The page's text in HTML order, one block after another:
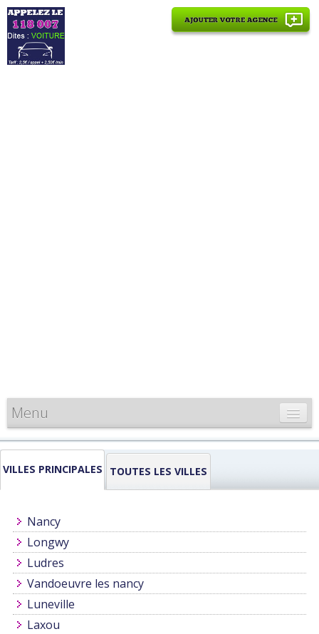
Menu
CARTE DE FRANCE
INFORMATIONS
VILLES PRINCIPALES TOUTES LES VILLES
Nancy
Longwy
Ludres
Vandoeuvre les nancy
Luneville
Laxou